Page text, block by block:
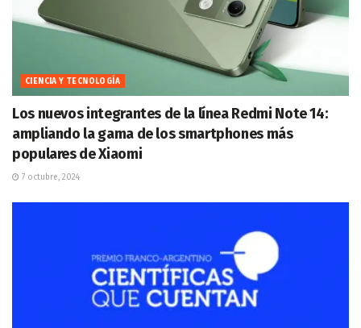
CIENCIA Y TECNOLOGÍA
Los nuevos integrantes de la línea Redmi Note 14:
ampliando la gama de los smartphones más
populares de Xiaomi
7 octubre, 2024